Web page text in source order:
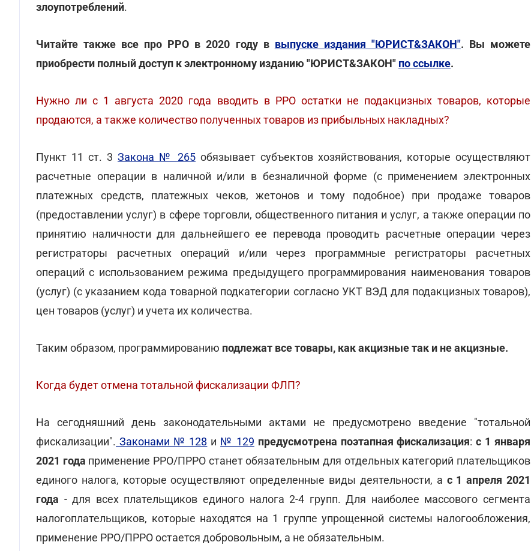
злоупотреблений.
Читайте также все про РРО в 2020 году в выпуске издания "ЮРИСТ&ЗАКОН". Вы можете
приобрести полный доступ к электронному изданию "ЮРИСТ&ЗАКОН" по ссылке.
Нужно ли с 1 августа 2020 года вводить в РРО остатки не подакцизных товаров, которые
продаются, а также количество полученных товаров из прибыльных накладных?
Пункт 11 ст. 3 Закона № 265 обязывает субъектов хозяйствования, которые осуществляют
расчетные операции в наличной и/или в безналичной форме (с применением электронных
платежных средств, платежных чеков, жетонов и тому подобное) при продаже товаров
(предоставлении услуг) в сфере торговли, общественного питания и услуг, а также операции по
принятию наличности для дальнейшего ее перевода проводить расчетные операции через
регистраторы расчетных операций и/или через программные регистраторы расчетных
операций с использованием режима предыдущего программирования наименования товаров
(услуг) (с указанием кода товарной подкатегории согласно УКТ ВЭД для подакцизных товаров),
цен товаров (услуг) и учета их количества.
Таким образом, программированию подлежат все товары, как акцизные так и не акцизные.
Когда будет отмена тотальной фискализации ФЛП?
На сегодняшний день законодательными актами не предусмотрено введение "тотальной
фискализации". Законами № 128 и № 129 предусмотрена поэтапная фискализация:с 1 января
2021 года применение РРО/ПРРО станет обязательным для отдельных категорий плательщиков
единого налога, которые осуществляют определенные виды деятельности, а с 1 апреля 2021
года - для всех плательщиков единого налога 2-4 групп. Для наиболее массового сегмента
налогоплательщиков, которые находятся на 1 группе упрощенной системы налогообложения,
применение РРО/ПРРО остается добровольным, а не обязательным.